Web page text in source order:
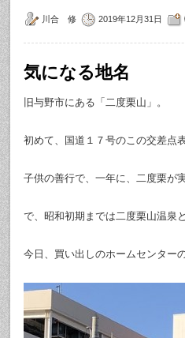
川合 修 2019年12月31日
気になる地名
旧与野市にある「二度栗山」。
初めて、国道１７号のこの交差点
子供の善行で、一年に、二度栗が
で、昭和初期までは二度栗山温泉
今日、買い出しのホームセンター